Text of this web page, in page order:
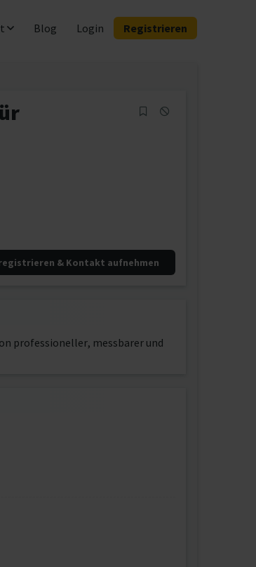
Blog Login Registrieren
& Kontakt aufnehmen
professioneller, messbarer und